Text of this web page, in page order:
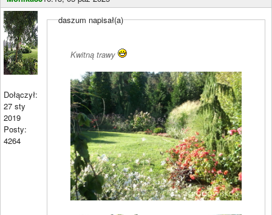
Dołączył:
27 sty
2019
Posty:
4264
daszum napisał(a)
Kwitną trawy